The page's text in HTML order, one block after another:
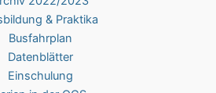
& Praktika
Busfahrplan
Datenblätter
Einschulung